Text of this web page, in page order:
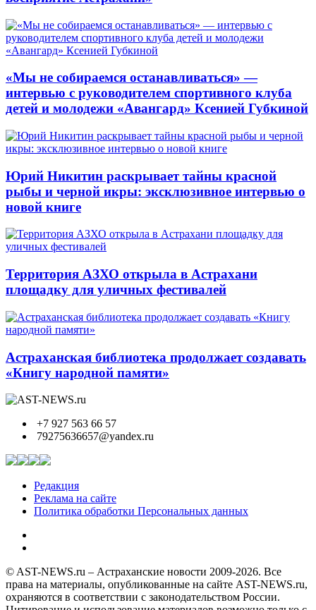
«Мы не собираемся останавливаться» —
интервью с руководителем спортивного клуба
детей и молодежи «Авангард» Ксенией Губкиной
Юрий Никитин раскрывает тайны красной
рыбы и черной икры: эксклюзивное интервью о
новой книге
Территория АЗХО открыла в Астрахани
площадку для уличных фестивалей
Астраханская библиотека продолжает создавать
«Книгу народной памяти»
+7 927 563 66 57
79275636657@yandex.ru
Редакция
Реклама на сайте
Политика обработки Персональных данных
© AST-NEWS.ru – Астраханские новости 2009-2026. Все
права на материалы, опубликованные на сайте AST-NEWS.ru,
охраняются в соответствии с законодательством России.